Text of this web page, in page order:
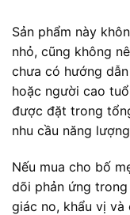
Sản phẩm này
nhỏ, cũng không
chưa có hướng
hoặc người cao
được đặt trong
nhu cầu năng
Nếu mua cho bố
dõi phản ứng
giác no, khẩu vị